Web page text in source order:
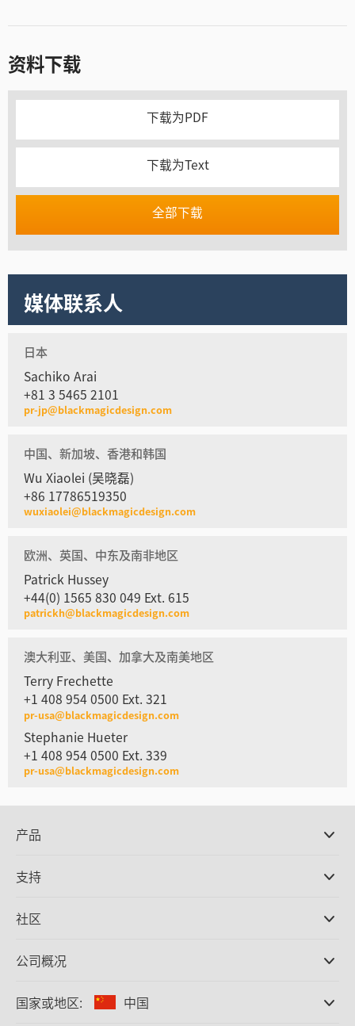
资料下载
下载为PDF
下载为Text
全部下载
媒体联系人
日本
Sachiko Arai
+81 3 5465 2101
pr-jp@blackmagicdesign.com
中国、新加坡、香港和韩国
Wu Xiaolei (吴晓磊)
+86 17786519350
wuxiaolei@blackmagicdesign.com
欧洲、英国、中东及南非地区
Patrick Hussey
+44(0) 1565 830 049 Ext. 615
patrickh@blackmagicdesign.com
澳大利亚、美国、加拿大及南美地区
Terry Frechette
+1 408 954 0500 Ext. 321
pr-usa@blackmagicdesign.com
Stephanie Hueter
+1 408 954 0500 Ext. 339
pr-usa@blackmagicdesign.com
产品
DaVinci Resolve和Fusion软件
Ultimatte
采集和输出
格式转换
支持
支持中心
社区
公司概况
关于我们
国家或地区: 中国